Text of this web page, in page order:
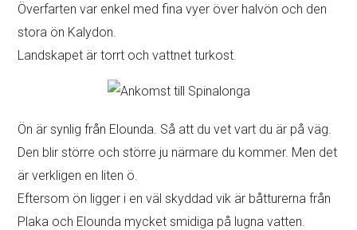
Överfarten var enkel med fina vyer över halvön och den
stora ön Kalydon.
Landskapet är torrt och vattnet turkost.
Ön är synlig från Elounda. Så att du vet vart du är på väg.
Den blir större och större ju närmare du kommer. Men det
är verkligen en liten ö.
Eftersom ön ligger i en väl skyddad vik är båtturerna från
Plaka och Elounda mycket smidiga på lugna vatten.